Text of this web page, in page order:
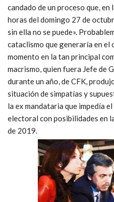
candado de un proceso que,
horas del domingo 27 de
sin ella no se puede».
cataclismo que generaría en
momento en la tan principal
macrismo, quien fuera Jefe de
durante un año, de CFK,
situación de simpatías y
la ex mandataria que impedía
electoral con posibilidades en
de 2019.